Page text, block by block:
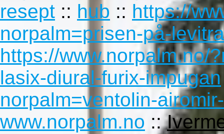
resept :: hub :: https://
norpalm=prisen-på-
https://www.norpalm.no/
lasix-diural-furix-impugan
norpalm=ventolin-
www.norpalm.no ::